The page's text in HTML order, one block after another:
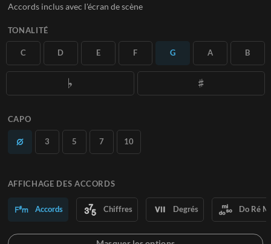
Accords inclus avec l'écran de scène
TONALITÉ
C D E F G A B
CAPO
3 5 7 10
AFFICHAGE DES ACCORDS
Accords Chiffres Degrés Do Ré